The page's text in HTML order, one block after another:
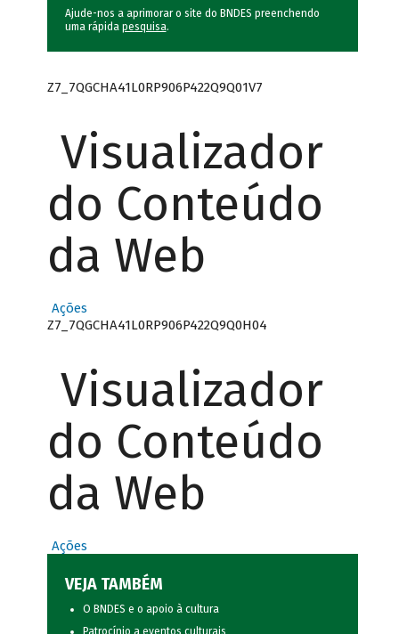
Ajude-nos a aprimorar o site do BNDES preenchendo
uma rápida pesquisa.
Z7_7QGCHA41L0RP906P422Q9Q01V7
Visualizador
do Conteúdo
da Web
Ações
Z7_7QGCHA41L0RP906P422Q9Q0H04
Visualizador
do Conteúdo
da Web
Ações
VEJA TAMBÉM
O BNDES e o apoio à cultura